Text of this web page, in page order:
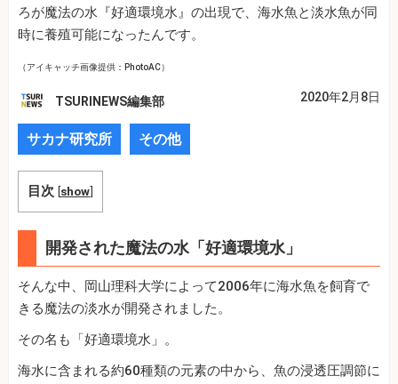
ろが魔法の水『好適環境水』の出現で、海水魚と淡水魚が同
時に養殖可能になったんです。
（アイキャッチ画像提供：PhotoAC）
TSURINEWS編集部 2020年2月8日
サカナ研究所 その他
目次 [show]
開発された魔法の水「好適環境水」
そんな中、岡山理科大学によって2006年に海水魚を飼育で
きる魔法の淡水が開発されました。
その名も「好適環境水」。
海水に含まれる約60種類の元素の中から、魚の浸透圧調節に